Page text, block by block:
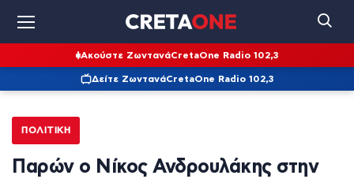
Ακούστε ΖωντανάCretaOne Radio 102,3
Δείτε ΖωντανάCretaOne Radio 102,3
ΠΟΛΙΤΙΚΉ
Παρών ο Νίκος Ανδρουλάκης στην